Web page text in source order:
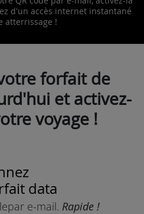
d'un accès internet instantané
atterrissage !
forfait de
et activez-
voyage !
data
par e-mail. Rapide !